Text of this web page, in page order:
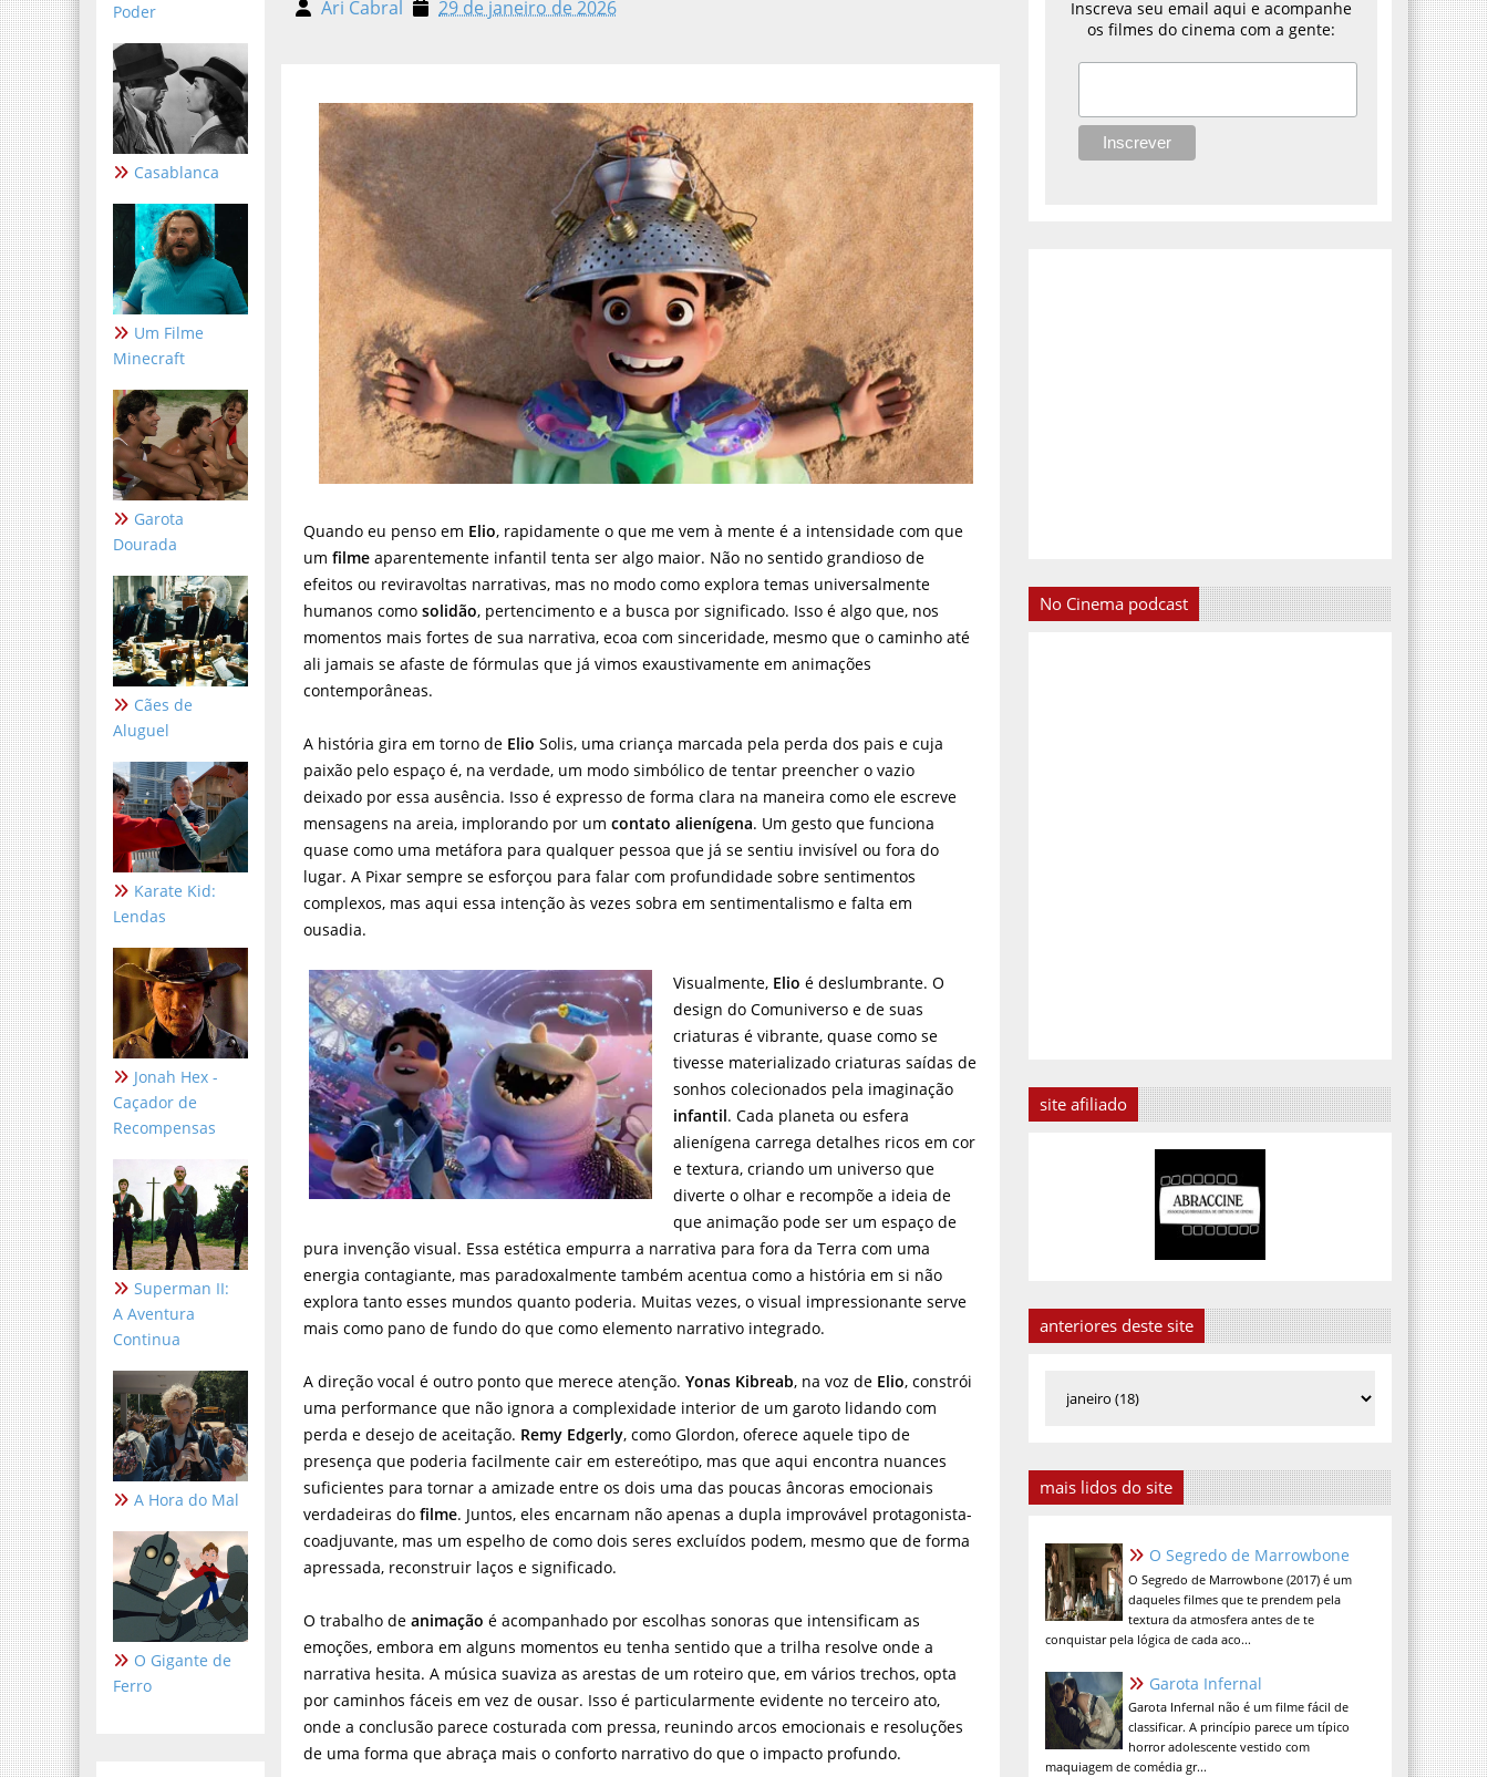
Poder
Casablanca
Um Filme
Minecraft
Garota
Dourada
Cães de
Aluguel
Karate Kid:
Lendas
Jonah Hex -
Caçador de
Recompensas
Superman II:
A Aventura
Continua
A Hora do Mal
O Gigante de
Ferro
Ari Cabral 29 de janeiro de 2026
Quando eu penso em Elio, rapidamente o que me vem à mente é a intensidade com que
umfilme aparentemente infantil tenta ser algo maior. Não no sentido grandioso de
efeitos ou reviravoltas narrativas, mas no modo como explora temas universalmente
humanos comosolidão, pertencimento e a busca por significado. Isso é algo que, nos
momentos mais fortes de sua narrativa, ecoa com sinceridade, mesmo que o caminho até
ali jamais se afaste de fórmulas que já vimos exaustivamente em animações
contemporâneas.
A história gira em torno de Elio Solis, uma criança marcada pela perda dos pais e cuja
paixão pelo espaço é, na verdade, um modo simbólico de tentar preencher o vazio
deixado por essa ausência. Isso é expresso de forma clara na maneira como ele escreve
mensagens na areia, implorando por umcontato alienígena. Um gesto que funciona
quase como uma metáfora para qualquer pessoa que já se sentiu invisível ou fora do
lugar. A Pixar sempre se esforçou para falar com profundidade sobre sentimentos
complexos, mas aqui essa intenção às vezes sobra em sentimentalismo e falta em
ousadia.
Visualmente, Elio é deslumbrante. O
design do Comuniverso e de suas
criaturas é vibrante, quase como se
tivesse materializado criaturas saídas de
sonhos colecionados pela imaginação
infantil. Cada planeta ou esfera
alienígena carrega detalhes ricos em cor
e textura, criando um universo que
diverte o olhar e recompõe a ideia de
que animação pode ser um espaço de
pura invenção visual. Essa estética empurra a narrativa para fora da Terra com uma
energia contagiante, mas paradoxalmente também acentua como a história em si não
explora tanto esses mundos quanto poderia. Muitas vezes, o visual impressionante serve
mais como pano de fundo do que como elemento narrativo integrado.
A direção vocal é outro ponto que merece atenção.Yonas Kibreab, na voz de Elio, constrói
uma performance que não ignora a complexidade interior de um garoto lidando com
perda e desejo de aceitação. Remy Edgerly, como Glordon, oferece aquele tipo de
presença que poderia facilmente cair em estereótipo, mas que aqui encontra nuances
suficientes para tornar a amizade entre os dois uma das poucas âncoras emocionais
verdadeiras dofilme. Juntos, eles encarnam não apenas a dupla improvável protagonista-
coadjuvante, mas um espelho de como dois seres excluídos podem, mesmo que de forma
apressada, reconstruir laços e significado.
O trabalho deanimação é acompanhado por escolhas sonoras que intensificam as
emoções, embora em alguns momentos eu tenha sentido que a trilha resolve onde a
narrativa hesita. A música suaviza as arestas de um roteiro que, em vários trechos, opta
por caminhos fáceis em vez de ousar. Isso é particularmente evidente no terceiro ato,
onde a conclusão parece costurada com pressa, reunindo arcos emocionais e resoluções
de uma forma que abraça mais o conforto narrativo do que o impacto profundo.
Inscreva seu email aqui e acompanhe
os filmes do cinema com a gente:
No Cinema podcast
site afiliado
anteriores deste site
mais lidos do site
O Segredo de Marrowbone
O Segredo de Marrowbone (2017) é um
daqueles filmes que te prendem pela
textura da atmosfera antes de te
conquistar pela lógica de cada aco...
Garota Infernal
Garota Infernal não é um filme fácil de
classificar. A princípio parece um típico
horror adolescente vestido com
maquiagem de comédia gr...